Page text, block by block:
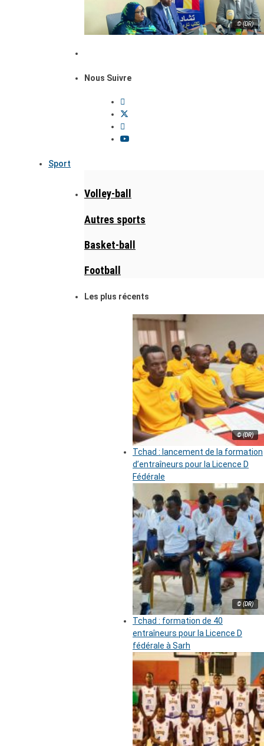
© (DR)
Nous Suivre
Sport
Volley-ball
Autres sports
Basket-ball
Football
Les plus récents
© (DR)
Tchad : lancement de la formation
d’entraîneurs pour la Licence D
Fédérale
© (DR)
Tchad : formation de 40
entraîneurs pour la Licence D
fédérale à Sarh